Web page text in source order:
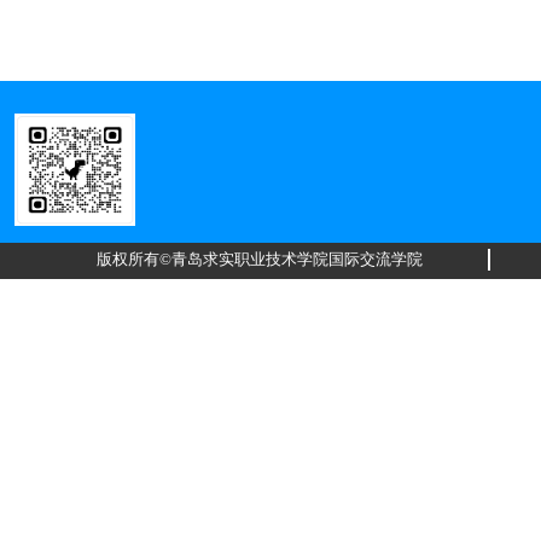
版权所有©青岛求实职业技术学院国际交流学院